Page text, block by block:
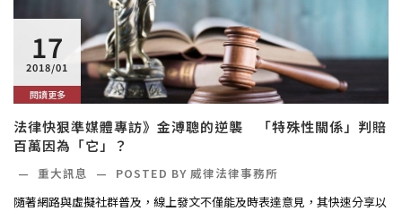
17
2018/01
閱讀更多
法律快狠準媒體專訪》金溥聰的逆襲 「特殊性關係」判賠
百萬因為「它」？
— 重大訊息 — POSTED BY 威律法律事務所
隨著網路與虛擬社群普及，線上發文不僅能及時表達意見，其快速分享以